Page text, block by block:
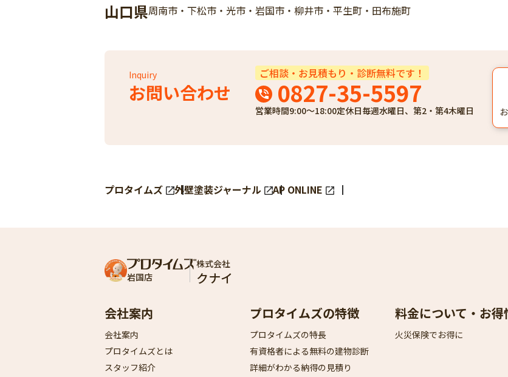
山口県周南市・下松市・光市・岩国市・柳井市・平生町・田布施町
お問い合わせ
Inquiry ご相談・お見積もり・診断無料です！
0827-35-5597
営業時間9:00～18:00定休日毎週水曜日、第2・第4木曜日
プロタイムズ 外壁塗装ジャーナル AP ONLINE
岩国店
株式会社
クナイ
会社案内
会社案内
プロタイムズとは
スタッフ紹介
プロタイムズの特徴
プロタイムズの特長
有資格者による無料の建物診断
詳細がわかる納得の見積り
料金について・お得
火災保険でお得に